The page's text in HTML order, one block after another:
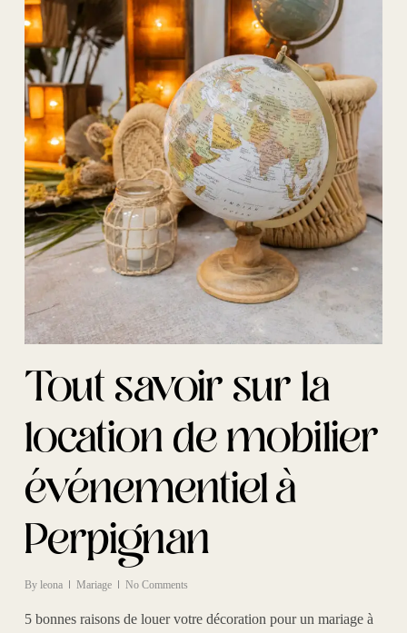
Tout savoir sur la
location de mobilier
événementiel à
Perpignan
By leona Mariage No Comments
5 bonnes raisons de louer votre décoration pour un mariage à